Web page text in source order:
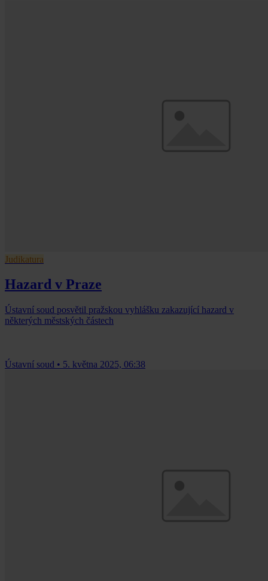
Judikatura
Hazard v Praze
Ústavní soud posvětil pražskou vyhlášku zakazující hazard v
některých městských částech
Ústavní soud • 5. května 2025, 06:38